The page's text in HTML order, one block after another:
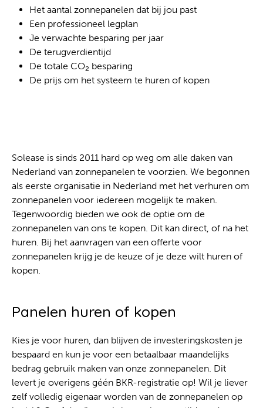
Het aantal zonnepanelen dat bij jou past
Een professioneel legplan
Je verwachte besparing per jaar
De terugverdientijd
De totale CO2 besparing
De prijs om het systeem te huren of kopen
Solease is sinds 2011 hard op weg om alle daken van
Nederland van zonnepanelen te voorzien. We begonnen
als eerste organisatie in Nederland met het verhuren om
zonnepanelen voor iedereen mogelijk te maken.
Tegenwoordig bieden we ook de optie om de
zonnepanelen van ons te kopen. Dit kan direct, of na het
huren. Bij het aanvragen van een offerte voor
zonnepanelen krijg je de keuze of je deze wilt huren of
kopen.
Panelen huren of kopen
Kies je voor huren, dan blijven de investeringskosten je
bespaard en kun je voor een betaalbaar maandelijks
bedrag gebruik maken van onze zonnepanelen. Dit
levert je overigens géén BKR-registratie op! Wil je liever
zelf volledig eigenaar worden van de zonnepanelen op